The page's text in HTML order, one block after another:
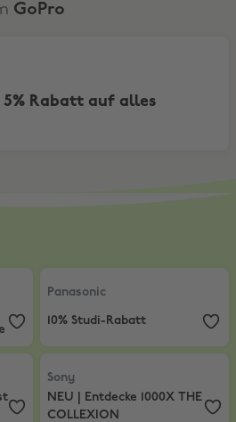
GoPro
5% Rabatt auf alles
und Sport Optics Produkte
Panasonic
Panasonic
10% Studi-Rabatt
3 und Quest 3S
Sony
NEU | Entdecke 1000X THE
Sony
NEU | Entdecke 1000X THE
COLLEXION